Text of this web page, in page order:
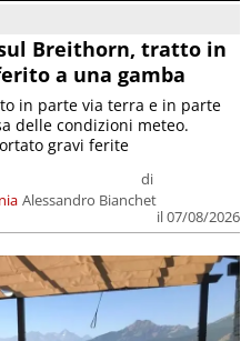
Breithorn, tratto in
a una gamba
di
Alessandro Bianchet
il 07/08/2026
in parte via terra e in parte
delle condizioni meteo.
gravi ferite